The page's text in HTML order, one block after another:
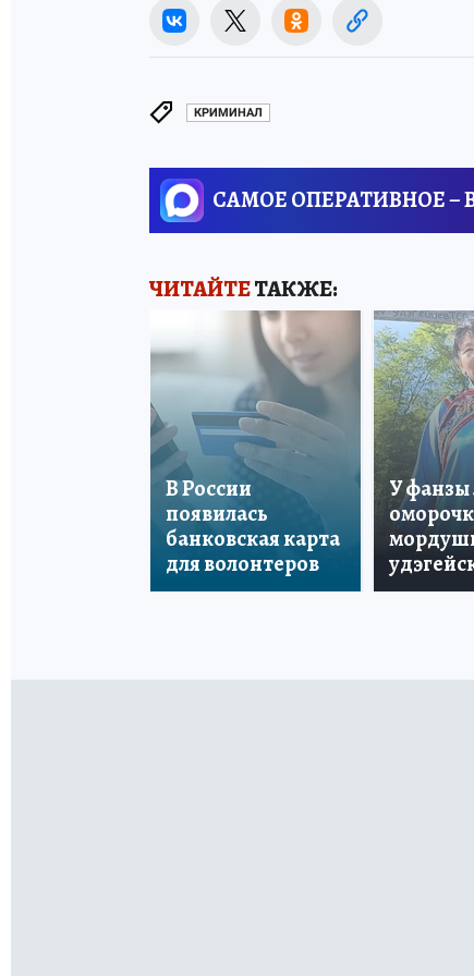
КРИМИНАЛ
САМОЕ ОПЕРАТИВНОЕ –
ЧИТАЙТЕТАКЖЕ:
В России
появилась
банковская карта
для волонтеров
У фанзы